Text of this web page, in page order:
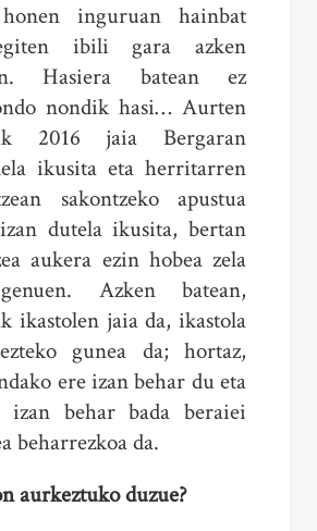
inguruan hainbat
ibili gara azken
Hasiera batean ez
nondik hasi… Aurten
2016 jaia Bergaran
ikusita eta herritarren
sakontzeko apustua
dutela ikusita, bertan
aukera ezin hobea zela
Azken batean,
ikastolen jaia da, ikastola
gunea da; hortaz,
ere izan behar du eta
izan behar bada beraiei
beharrezkoa da.
aurkeztuko duzue?